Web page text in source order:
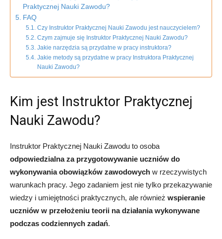
Praktycznej Nauki Zawodu?
FAQ
Czy Instruktor Praktycznej Nauki Zawodu jest nauczycielem?
Czym zajmuje się Instruktor Praktycznej Nauki Zawodu?
Jakie narzędzia są przydatne w pracy instruktora?
Jakie metody są przydatne w pracy Instruktora Praktycznej
Nauki Zawodu?
Kim jest Instruktor Praktycznej
Nauki Zawodu?
Instruktor Praktycznej Nauki Zawodu to osoba
odpowiedzialna za przygotowywanie uczniów do
wykonywania obowiązków zawodowych w rzeczywistych
warunkach pracy. Jego zadaniem jest nie tylko przekazywanie
wiedzy i umiejętności praktycznych, ale również wspieranie
uczniów w przełożeniu teorii na działania wykonywane
podczas codziennych zadań.